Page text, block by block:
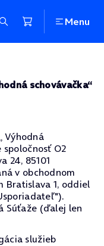
Menu
schovávačka“
Výhodná
spoločnosť O2
24, 85101
v obchodnom
Bratislava 1, oddiel
Súťaže (ďalej len
služieb